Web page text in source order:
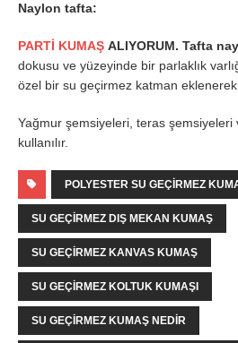
Naylon tafta:
PARTİ KUMAŞ ALIYORUM. Tafta
dokusu ve yüzeyinde bir parlaklık
özel bir su geçirmez katman eklenerek
Yağmur şemsiyeleri, teras şemsiyeleri
kullanılır.
POLYESTER SU GEÇIRMEZ
SU GEÇIRMEZ DIŞ MEKAN KUMAŞ
SU GEÇIRMEZ KANVAS KUMAŞ
SU GEÇIRMEZ KOLTUK KUMAŞI
SU GEÇIRMEZ KUMAŞ NEDIR